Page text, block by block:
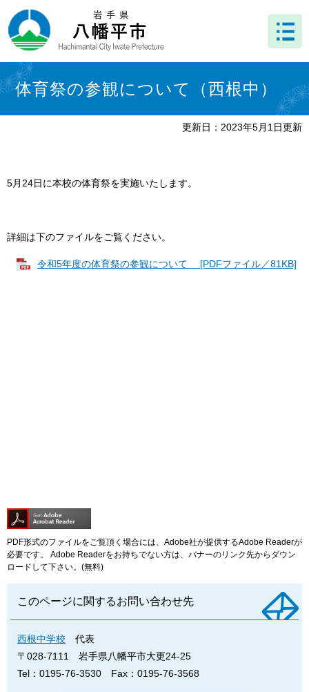
ー
ジ
先
頭
で
ニ
ュ
を
飛
ば
文 体育祭の参観について（西根中）
更新日：2023年5月1日更新
5月24日に本校の体育祭を実施いたします。
詳細は下のファイルをご覧ください。
令和5年度の体育祭の参観について [PDFファイル／81KB]
PDF形式のファイルをご覧頂く場合には、Adobe社が提供するAdobe Readerが
必要です。
Adobe Readerをお持ちでない方は、バナーのリンク先からダウン
ロードして下さい。(無料)
このページに関するお問い合わせ先
西根中学校
代表
〒028-7111
岩手県八幡平市大更24-25
Tel：0195-76-3530
Fax：0195-76-3568